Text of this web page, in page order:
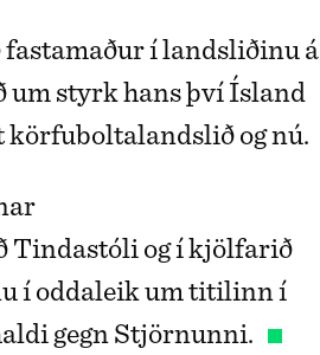
í landsliðinu á
um styrk hans því Ísland
og nú.
og í kjölfarið
í oddaleik um titilinn í
gegn Stjörnunni.